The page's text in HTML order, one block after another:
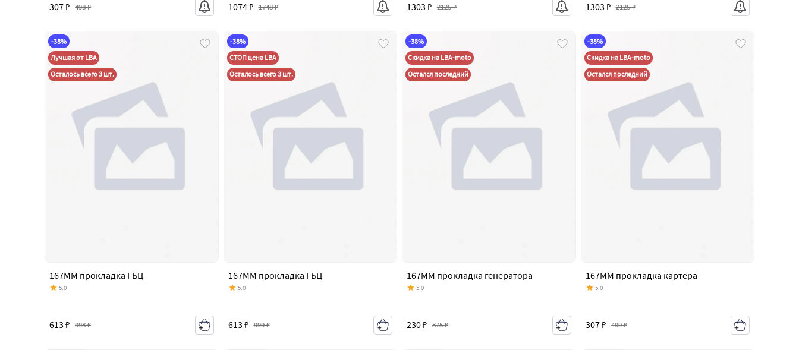
307 ₽ 498 ₽ 1074 ₽ 1748 ₽ 1303 ₽ 2125 ₽ 1303 ₽ 2125 ₽
-38%
Лучшая от LBA
Осталось всего 3 шт.
167MM прокладка ГБЦ
5.0
613 ₽ 998 ₽
-38%
СТОП цена LBA
Осталось всего 3 шт.
167MM прокладка ГБЦ
5.0
613 ₽ 999 ₽
-38%
Скидка на LBA-moto
Остался последний
167MM прокладка генератора
5.0
230 ₽ 375 ₽
-38%
Скидка на LBA-moto
Остался последний
167MM прокладка картера
5.0
307 ₽ 499 ₽